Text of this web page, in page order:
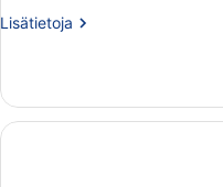
Lisätietoja
Lisätietoja